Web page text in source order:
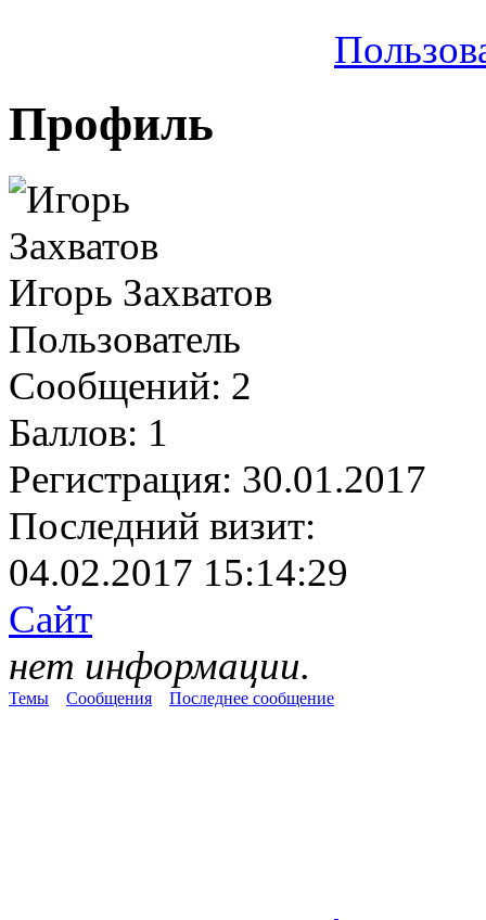
Профиль
Игорь Захватов
Пользователь
Сообщений: 2
Баллов: 1
Регистрация: 30.01.2017
Последний визит:
04.02.2017 15:14:29
Сайт
нет информации.
Темы Сообщения Последнее сообщение